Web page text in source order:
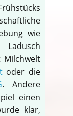
wie
Milchwelt
oder die
. Andere
einen
klar,